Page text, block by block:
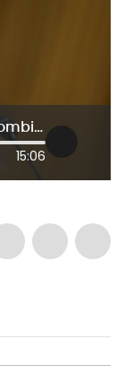
Embajador de EE. UU. en Colombia: Seguiremos apoyando la erradicación y la paz total
15:06